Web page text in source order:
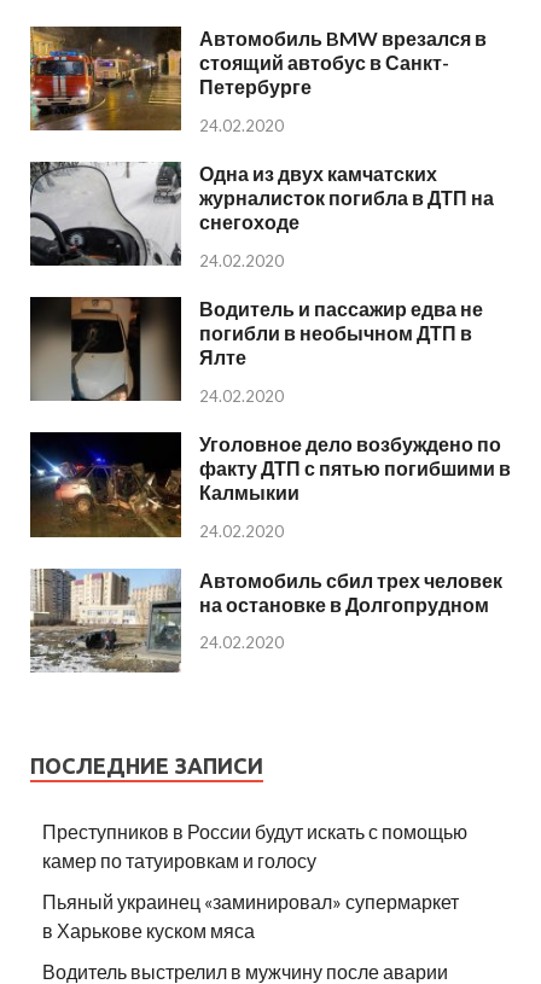
Автомобиль BMW врезался в
стоящий автобус в Санкт-
Петербурге
24.02.2020
Одна из двух камчатских
журналисток погибла в ДТП на
снегоходе
24.02.2020
Водитель и пассажир едва не
погибли в необычном ДТП в
Ялте
24.02.2020
Уголовное дело возбуждено по
факту ДТП с пятью погибшими в
Калмыкии
24.02.2020
Автомобиль сбил трех человек
на остановке в Долгопрудном
24.02.2020
ПОСЛЕДНИЕ ЗАПИСИ
Преступников в России будут искать с помощью
камер по татуировкам и голосу
Пьяный украинец «заминировал» супермаркет
в Харькове куском мяса
Водитель выстрелил в мужчину после аварии